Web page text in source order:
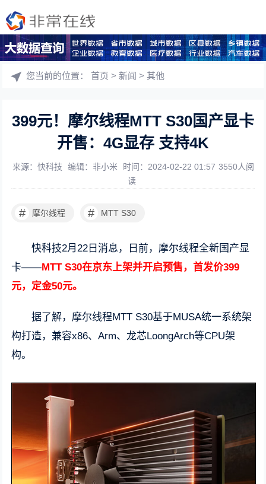
您当前的位置：首页 >新闻 >其他
399元！摩尔线程MTT S30国产显卡
开售：4G显存 支持4K
来源：快科技 编辑：非小米 时间：2024-02-22 01:57 3550人阅
读
# 摩尔线程 # MTT S30
快科技2月22日消息，日前，摩尔线程全新国产显
卡——MTT S30在京东上架并开启预售，首发价399
元，定金50元。
据了解，摩尔线程MTT S30基于MUSA统一系统架
构打造，兼容x86、Arm、龙芯LoongArch等CPU架
构。